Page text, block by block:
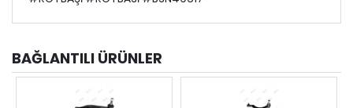
BAĞLANTILI ÜRÜNLER